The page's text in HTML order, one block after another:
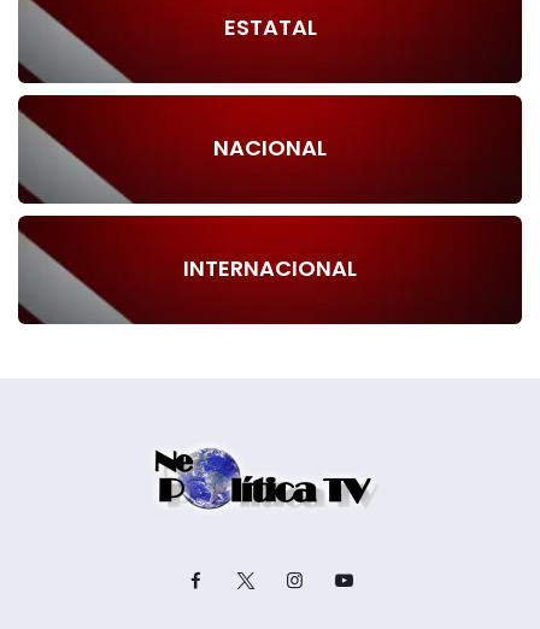
ESTATAL
NACIONAL
INTERNACIONAL